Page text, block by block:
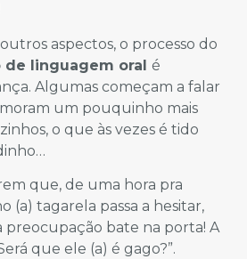
aspectos, o processo do
linguagem oral é
Algumas começam a falar
um pouquinho mais
o que às vezes é tido
que, de uma hora pra
(a) tagarela passa a hesitar,
preocupação bate na porta! A
que ele (a) é gago?”.